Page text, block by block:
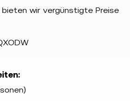
wir vergünstigte Preise